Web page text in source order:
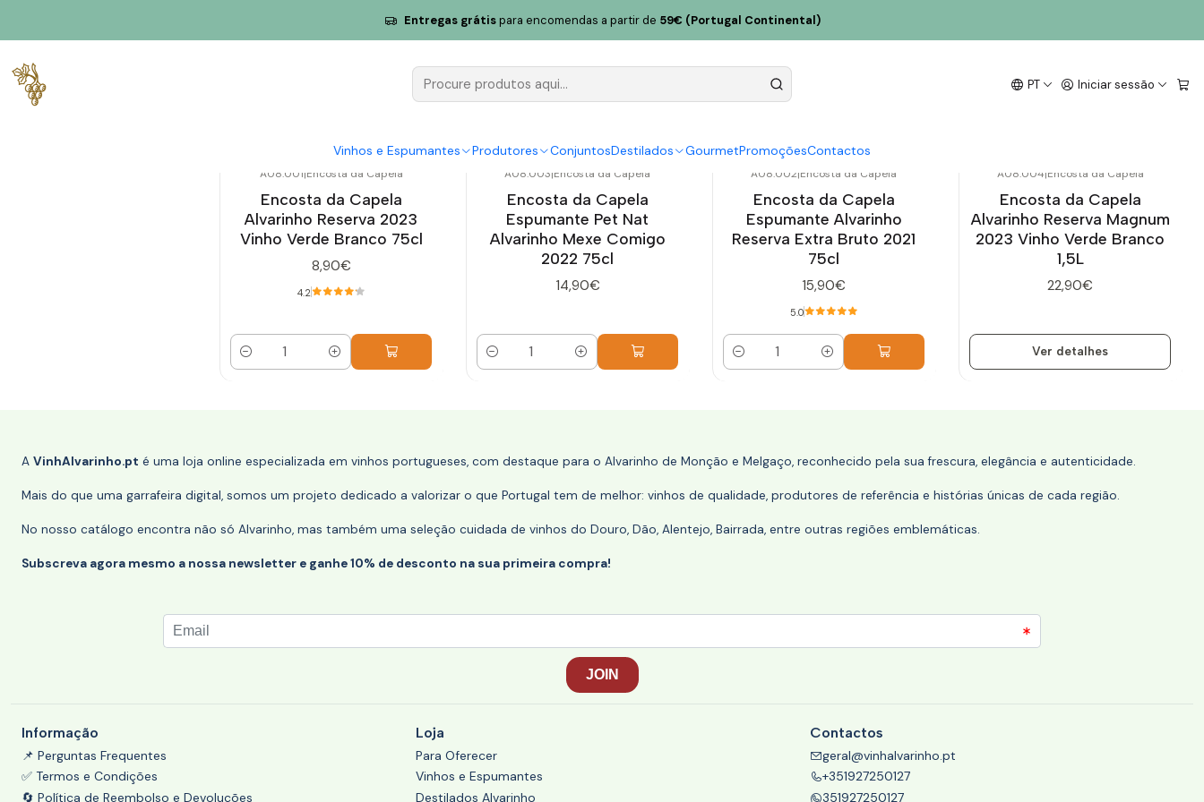
PT Iniciar sessão
Vinhos e Espumantes Produtores ConjuntosDestilados GourmetPromoçõesContactos
Entregas grátispara encomendas a partir de 59€ (Portugal Continental)
Encosta da Capela
A08.001|Encosta da Capela
Encosta da Capela
Alvarinho Reserva 2023
Vinho Verde Branco 75cl
8,90€
4.2
Quantidade
A08.003|Encosta da Capela
Encosta da Capela
Espumante Pet Nat
Alvarinho Mexe Comigo
2022 75cl
14,90€
Quantidade
A08.002|Encosta da Capela
Encosta da Capela
Espumante Alvarinho
Reserva Extra Bruto 2021
75cl
15,90€
5.0
Quantidade
A08.004|Encosta da Capela
Encosta da Capela
Alvarinho Reserva Magnum
2023 Vinho Verde Branco
1,5L
22,90€
Ver detalhes
A VinhAlvarinho.pt é uma loja online especializada em vinhos portugueses, com destaque para o Alvarinho de Monção e Melgaço, reconhecido pela sua frescura, elegância e autenticidade.
Mais do que uma garrafeira digital, somos um projeto dedicado a valorizar o que Portugal tem de melhor: vinhos de qualidade, produtores de referência e histórias únicas de cada região.
No nosso catálogo encontra não só Alvarinho, mas também uma seleção cuidada de vinhos do Douro, Dão, Alentejo, Bairrada, entre outras regiões emblemáticas.
Subscreva agora mesmo a nossa newsletter e ganhe 10% de desconto na sua primeira compra!
Informação
📌 Perguntas Frequentes
✅ Termos e Condições
🔄 Política de Reembolso e Devoluções
Loja
Para Oferecer
Vinhos e Espumantes
Destilados Alvarinho
Contactos
geral@vinhalvarinho.pt
+351927250127
351927250127